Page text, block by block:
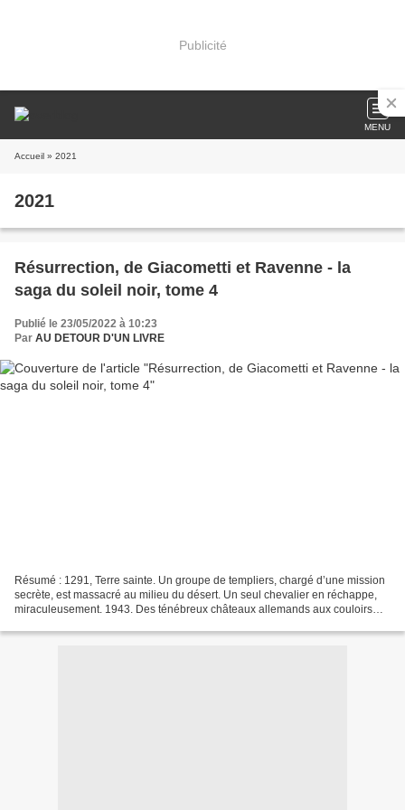
Publicité
MENU
Accueil » 2021
2021
Résurrection, de Giacometti et Ravenne - la
saga du soleil noir, tome 4
Publié le 23/05/2022 à 10:23
Par AU DETOUR D'UN LIVRE
Résumé : 1291, Terre sainte. Un groupe de templiers, chargé d’une mission
secrète, est massacré au milieu du désert. Un seul chevalier en réchappe,
miraculeusement. 1943. Des ténébreux châteaux allemands aux couloirs